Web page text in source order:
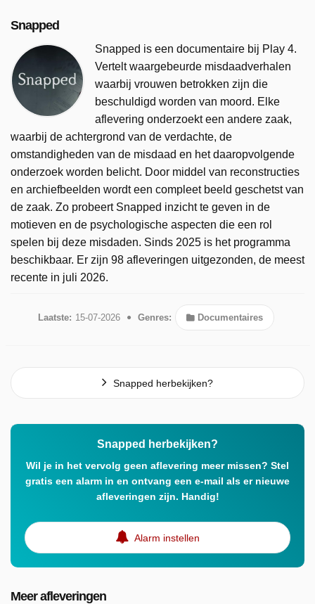
Snapped
Snapped is een documentaire bij Play 4.
Vertelt waargebeurde misdaadverhalen
waarbij vrouwen betrokken zijn die
beschuldigd worden van moord. Elke
aflevering onderzoekt een andere zaak,
waarbij de achtergrond van de verdachte, de
omstandigheden van de misdaad en het daaropvolgende
onderzoek worden belicht. Door middel van reconstructies
en archiefbeelden wordt een compleet beeld geschetst van
de zaak. Zo probeert Snapped inzicht te geven in de
motieven en de psychologische aspecten die een rol
spelen bij deze misdaden. Sinds 2025 is het programma
beschikbaar. Er zijn 98 afleveringen uitgezonden, de meest
recente in juli 2026.
Laatste: 15-07-2026 Genres: Documentaires
Snapped herbekijken?
Snapped herbekijken?
Wil je in het vervolg geen aflevering meer missen? Stel
gratis een alarm in en ontvang een e-mail als er nieuwe
afleveringen zijn. Handig!
Alarm instellen
Meer afleveringen